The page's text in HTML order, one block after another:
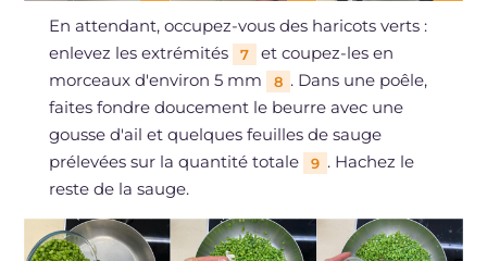
En attendant, occupez-vous des haricots verts :
enlevez les extrémités
7
et coupez-les en
morceaux d'environ 5 mm
8 . Dans une poêle,
faites fondre doucement le beurre avec une
gousse d'ail et quelques feuilles de sauge
prélevées sur la quantité totale
9 . Hachez le
reste de la sauge.